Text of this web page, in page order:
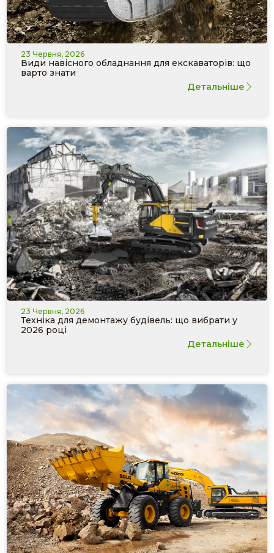
23 Червня, 2026
Види навісного обладнання для екскаваторів: що
варто знати
Детальніше
23 Червня, 2026
Техніка для демонтажу будівель: що вибрати у
2026 році
Детальніше